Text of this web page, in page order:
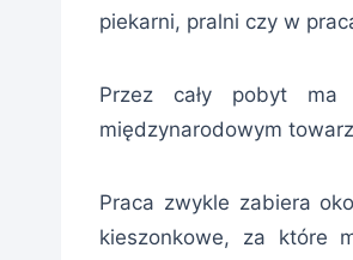
piekarni, pralni czy w
Przez cały pobyt ma
międzynarodowym
Praca zwykle zabiera
kieszonkowe, za które